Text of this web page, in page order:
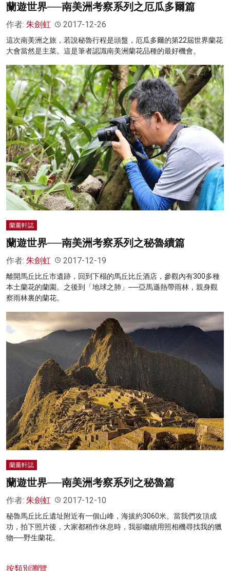
蘭遊世界──南美洲考察系列之厄瓜多爾篇
作者: 朱劍虹 2017-12-26
這次南美洲之旅，若說秘魯行程是頭盤，厄瓜多爾的第22屆世界蘭花
大會當然是主菜。這是筆者認識南美洲蘭花品種的最好機會。
蘭薰軒誌
蘭遊世界──南美洲考察系列之秘魯續篇
作者: 朱劍虹 2017-12-19
離開馬丘比丘市遺跡，回到下榻的馬丘比丘酒店，參觀內有300多種
本土蘭花的蘭園。之後到「地球之肺」──亞馬遜熱帶雨林，親身觀
察雨林裏的蘭花。
蘭薰軒誌
蘭遊世界──南美洲考察系列之秘魯篇
作者: 朱劍虹 2017-12-10
秘魯馬丘比丘遺址附近有一個山峰，海拔約3060米。當我們攻頂成
功，拍下照片後，大家都稍作休息時，我卻繼續用照相機尋找我的獵
物──野生蘭花。
按類別瀏覽